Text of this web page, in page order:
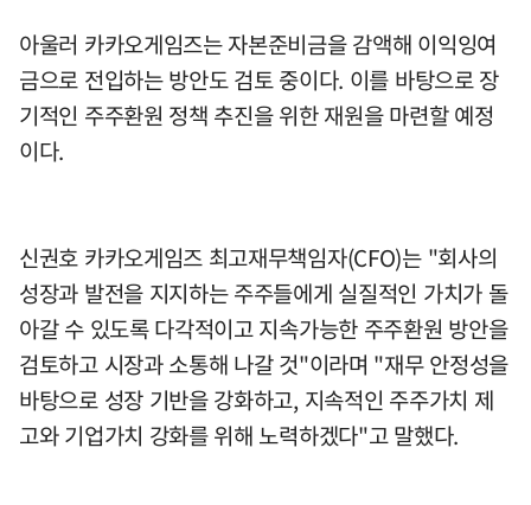
아울러 카카오게임즈는 자본준비금을 감액해 이익잉여
금으로 전입하는 방안도 검토 중이다. 이를 바탕으로 장
기적인 주주환원 정책 추진을 위한 재원을 마련할 예정
이다.
신권호 카카오게임즈 최고재무책임자(CFO)는 "회사의
성장과 발전을 지지하는 주주들에게 실질적인 가치가 돌
아갈 수 있도록 다각적이고 지속가능한 주주환원 방안을
검토하고 시장과 소통해 나갈 것"이라며 "재무 안정성을
바탕으로 성장 기반을 강화하고, 지속적인 주주가치 제
고와 기업가치 강화를 위해 노력하겠다"고 말했다.